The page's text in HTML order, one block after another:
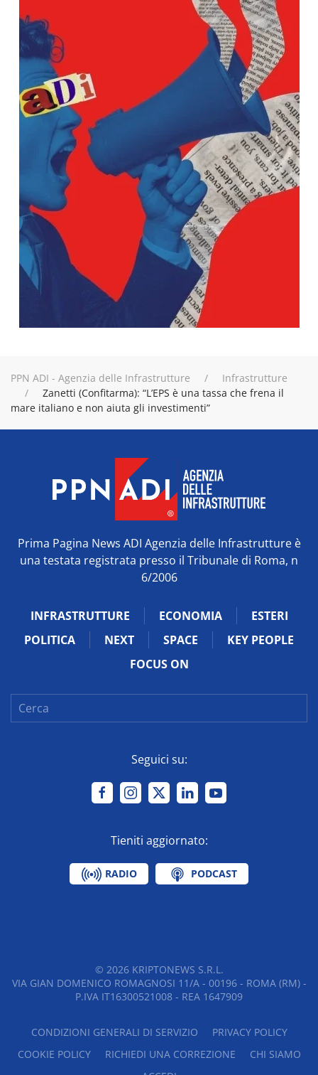
PPN ADI - Agenzia delle Infrastrutture
Infrastrutture
Zanetti (Confitarma): “L’EPS è una tassa che frena il
mare italiano e non aiuta gli investimenti”
Prima Pagina News ADI Agenzia delle Infrastrutture è
una testata registrata presso il Tribunale di Roma, n
6/2006
INFRASTRUTTURE ECONOMIA
ESTERI
POLITICA
NEXT SPACE
KEY PEOPLE
FOCUS ON
Seguici su:
Tieniti aggiornato:
RADIO PODCAST
© 2026KRIPTONEWS S.R.L.
VIA GIAN DOMENICO ROMAGNOSI 11/A - 00196 - ROMA (RM) -
P.IVA IT16300521008 - REA 1647909
CONDIZIONI GENERALI DI SERVIZIO
PRIVACY POLICY
COOKIE POLICY
RICHIEDI UNA CORREZIONE
CHI SIAMO